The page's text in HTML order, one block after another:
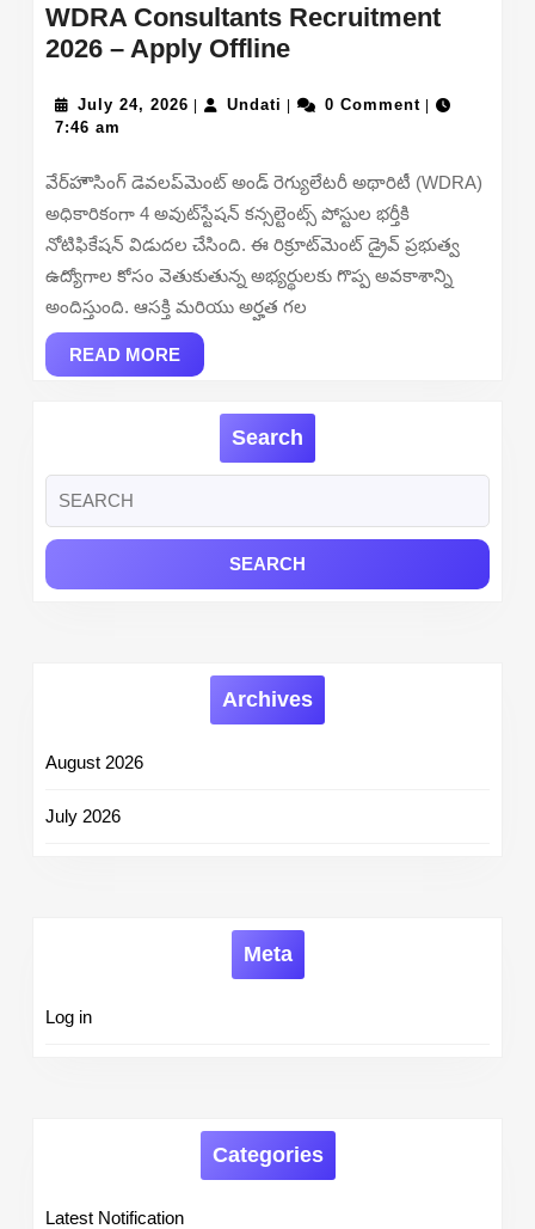
WDRA Consultants Recruitment
2026 – Apply OfflineWDRA
Recruitment
–
Apply
Offline
July 24, 2026 July
| Undati Undati
| 0 Comment |
7:46 am
వేర్‌హౌసింగ్ డెవలప్‌మెంట్ అండ్ రెగ్యులేటరీ అథారిటీ (WDRA)
అధికారికంగా 4 అవుట్‌స్టేషన్ కన్సల్టెంట్స్ పోస్టుల భర్తీకి
నోటిఫికేషన్ విడుదల చేసింది. ఈ రిక్రూట్‌మెంట్ డ్రైవ్ ప్రభుత్వ
ఉద్యోగాల కోసం వెతుకుతున్న అభ్యర్థులకు గొప్ప అవకాశాన్ని
అందిస్తుంది. ఆసక్తి మరియు అర్హత గల
READ MOREREAD
MORE
Search
for:
Archives
August 2026
July 2026
Meta
Log in
Categories
Latest Notification